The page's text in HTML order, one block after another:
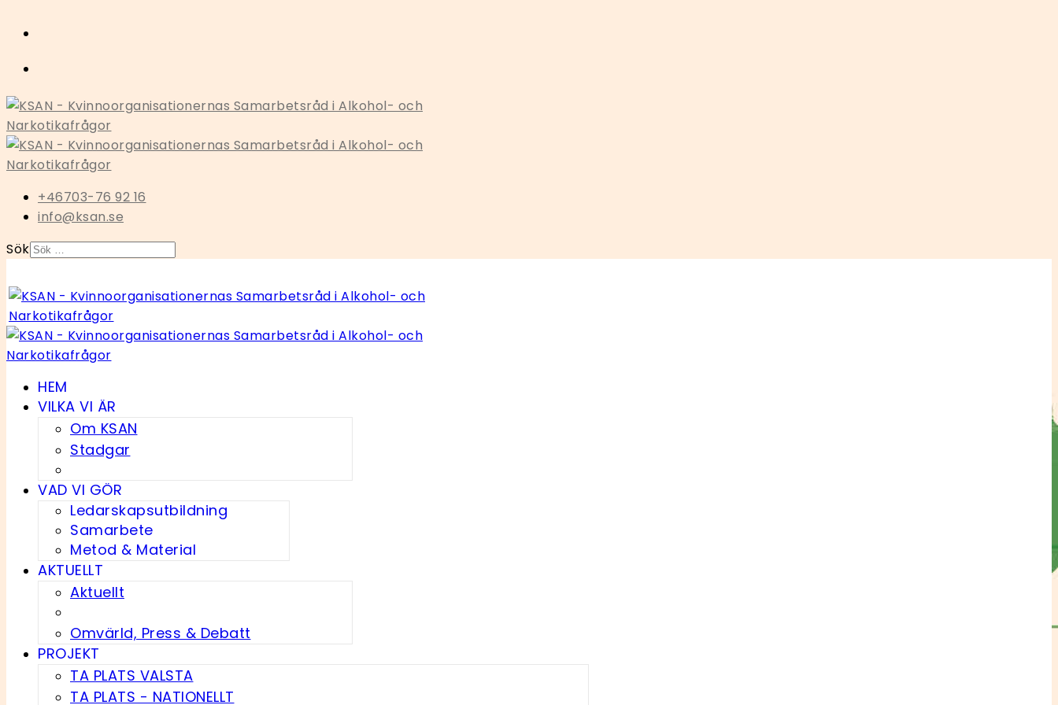
+46703-76 92 16
info@ksan.se
Sök
HEM
VILKA VI ÄR
Om KSAN
Stadgar
VAD VI GÖR
Ledarskapsutbildning
Samarbete
Metod & Material
AKTUELLT
Aktuellt
Omvärld, Press & Debatt
PROJEKT
TA PLATS VALSTA
TA PLATS - NATIONELLT